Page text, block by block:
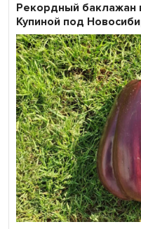
Рекордный баклажан
Купиной под